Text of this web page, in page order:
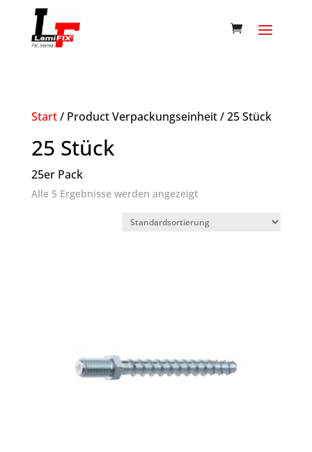
Start/ Product Verpackungseinheit / 25 Stück
25 Stück
25er Pack
Alle 5 Ergebnisse werden angezeigt